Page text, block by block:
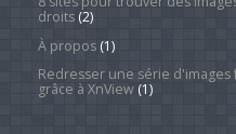
droits(2)
À propos(1)
Redresser une série
grâce à XnView(1)